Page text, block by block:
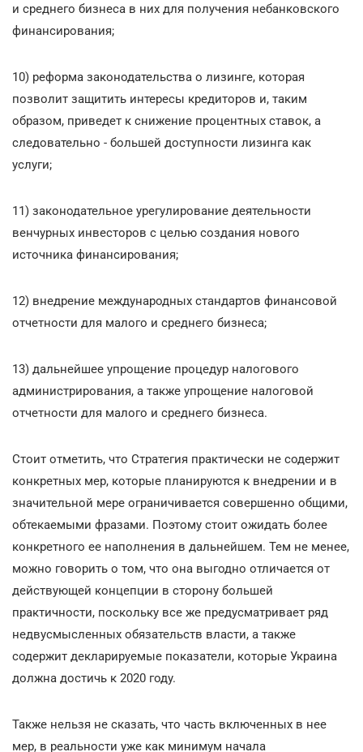
и среднего бизнеса в них для получения небанковского
финансирования;
10) реформа законодательства о лизинге, которая
позволит защитить интересы кредиторов и, таким
образом, приведет к снижение процентных ставок, а
следовательно - большей доступности лизинга как
услуги;
11) законодательное урегулирование деятельности
венчурных инвесторов с целью создания нового
источника финансирования;
12) внедрение международных стандартов финансовой
отчетности для малого и среднего бизнеса;
13) дальнейшее упрощение процедур налогового
администрирования, а также упрощение налоговой
отчетности для малого и среднего бизнеса.
Стоит отметить, что Стратегия практически не содержит
конкретных мер, которые планируются к внедрении и в
значительной мере ограничивается совершенно общими,
обтекаемыми фразами. Поэтому стоит ожидать более
конкретного ее наполнения в дальнейшем. Тем не менее,
можно говорить о том, что она выгодно отличается от
действующей концепции в сторону большей
практичности, поскольку все же предусматривает ряд
недвусмысленных обязательств власти, а также
содержит декларируемые показатели, которые Украина
должна достичь к 2020 году.
Также нельзя не сказать, что часть включенных в нее
мер, в реальности уже как минимум начала